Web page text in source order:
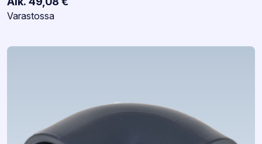
Varastotilanne:
Varastossa